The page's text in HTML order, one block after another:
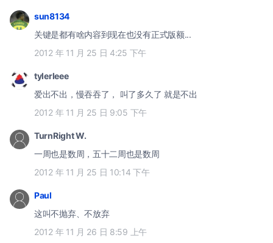
sun8134
关键是都有啥内容到现在也没有正式版额...
2012 年 11 月 25 日 4:25 下午
tylerleee
爱出不出，慢吞吞了， 叫了多久了 就是不出
2012 年 11 月 25 日 9:05 下午
TurnRight W.
一周也是数周，五十二周也是数周
2012 年 11 月 25 日 10:14 下午
Paul
这叫不抛弃、不放弃
2012 年 11 月 26 日 8:59 上午